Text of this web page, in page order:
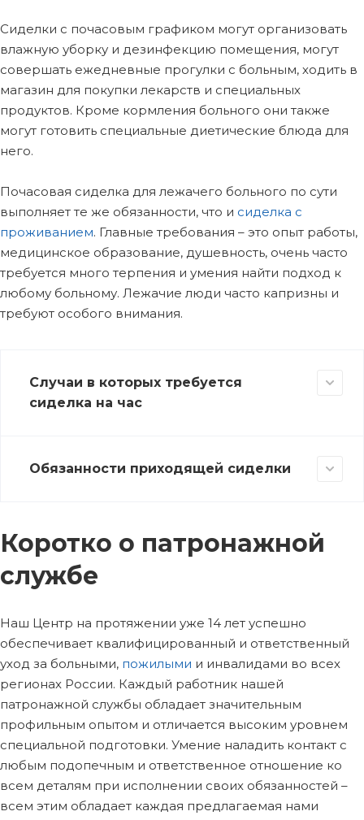
Сиделки с почасовым графиком могут организовать
влажную уборку и дезинфекцию помещения, могут
совершать ежедневные прогулки с больным, ходить в
магазин для покупки лекарств и специальных
продуктов. Кроме кормления больного они также
могут готовить специальные диетические блюда для
него.
Почасовая сиделка для лежачего больного по сути
выполняет те же обязанности, что и сиделка с
проживанием. Главные требования – это опыт работы,
медицинское образование, душевность, очень часто
требуется много терпения и умения найти подход к
любому больному. Лежачие люди часто капризны и
требуют особого внимания.
Случаи в которых требуется
сиделка на час
Обязанности приходящей сиделки
Коротко о патронажной
службе
Наш Центр на протяжении уже 14 лет успешно
обеспечивает квалифицированный и ответственный
уход за больными, пожилыми и инвалидами во всех
регионах России. Каждый работник нашей
патронажной службы обладает значительным
профильным опытом и отличается высоким уровнем
специальной подготовки. Умение наладить контакт с
любым подопечным и ответственное отношение ко
всем деталям при исполнении своих обязанностей –
всем этим обладает каждая предлагаемая нами